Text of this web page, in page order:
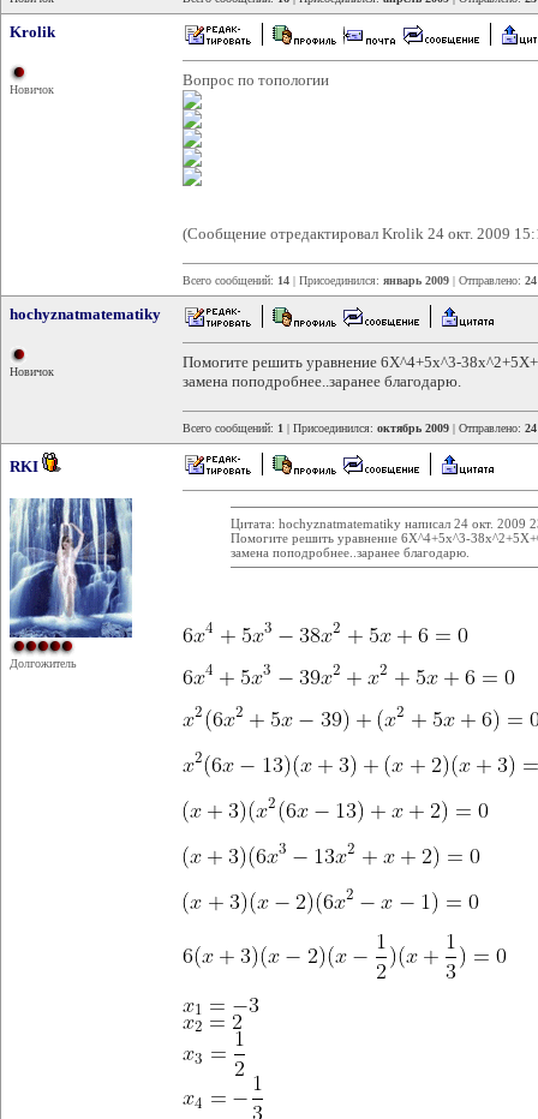
Krolik
Новичок
Вопрос по топологии
(Сообщение отредактировал Krolik 24 окт. 2009
Всего сообщений: 14 | Присоединился: январь 2009 | Отправлено:
hochyznatmatematiky
Новичок
Помогите решить уравнение 6X^4+5x^3-
замена поподробнее..заранее благодарю.
Всего сообщений: 1 | Присоединился: октябрь 2009 | Отправлено:
RKI
Долгожитель
Цитата: hochyznatmatematiky написал 24 окт. 2009
Помогите решить уравнение 6X^4+5x^3-
замена поподробнее..заранее благодарю.